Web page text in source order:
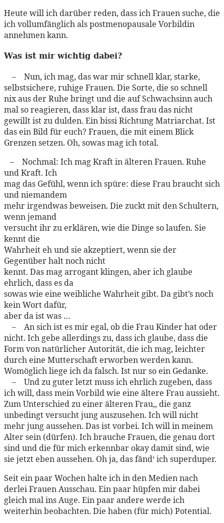
Heute will ich darüber reden, dass ich Frauen suche, die
ich vollumfänglich als postmenopausale Vorbildin
annehmen kann.
Was ist mir wichtig dabei?
– Nun, ich mag, das war mir schnell klar, starke,
selbstsichere, ruhige Frauen. Die Sorte, die so schnell
nix aus der Ruhe bringt und die auf Schwachsinn auch
mal so reagieren, dass klar ist, dass frau das nicht
gewillt ist zu dulden. Ein bissi Richtung Matriarchat. Ist
das ein Bild für euch? Frauen, die mit einem Blick
Grenzen setzen. Oh, sowas mag ich total.
– Nochmal: Ich mag Kraft in älteren Frauen. Ruhe
und Kraft. Ich
mag das Gefühl, wenn ich spüre: diese Frau braucht sich
und niemandem
mehr irgendwas beweisen. Die zuckt mit den Schultern,
wenn jemand
versucht ihr zu erklären, wie die Dinge so laufen. Sie
kennt die
Wahrheit eh und sie akzeptiert, wenn sie der
Gegenüber halt noch nicht
kennt. Das mag arrogant klingen, aber ich glaube
ehrlich, dass es da
sowas wie eine weibliche Wahrheit gibt. Da gibt’s noch
kein Wort dafür,
aber da ist was …
– An sich ist es mir egal, ob die Frau Kinder hat oder
nicht. Ich gebe allerdings zu, dass ich glaube, dass die
Form von natürlicher Autorität, die ich mag, leichter
durch eine Mutterschaft erworben werden kann.
Womöglich liege ich da falsch. Ist nur so ein Gedanke.
– Und zu guter letzt muss ich ehrlich zugeben, dass
ich will, dass mein Vorbild wie eine ältere Frau aussieht.
Zum Unterschied zu einer älteren Frau,, die ganz
unbedingt versucht jung auszusehen. Ich will nicht
mehr jung aussehen. Das ist vorbei. Ich will in meinem
Alter sein (dürfen). Ich brauche Frauen, die genau dort
sind und die für mich erkennbar okay damit sind, wie
sie jetzt eben aussehen. Oh ja, das fänd‘ ich superduper.
Seit ein paar Wochen halte ich in den Medien nach
derlei Frauen Ausschau. Ein paar hüpfen mir dabei
gleich mal ins Auge. Ein paar andere werde ich
weiterhin beobachten. Die haben (für mich) Potential.